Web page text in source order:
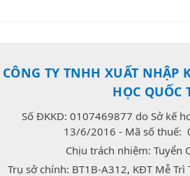
CÔNG TY TNHH XUẤT NHẬP
HỌC QUỐC
Số ĐKKD: 0107469877 do Sở kế
13/6/2016 - Mã số thuế:
Chịu trách nhiệm: Tuyển
Trụ sở chính: BT1B-A312, KĐT Mễ